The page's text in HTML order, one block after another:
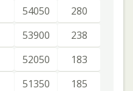
54050
280
53900
238
52050
183
51350
185